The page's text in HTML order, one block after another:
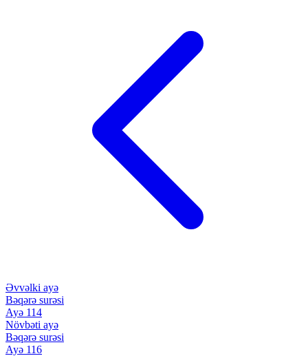
Əvvəlki ayə
Bəqərə surəsi
Ayə 114
Növbəti ayə
Bəqərə surəsi
Ayə 116